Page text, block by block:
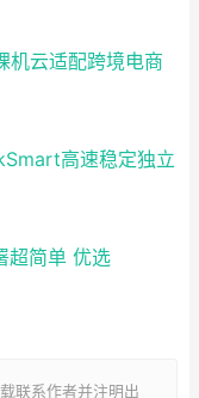
机云适配跨境电商
高速稳定独立
超简单 优选
联系作者并注明出